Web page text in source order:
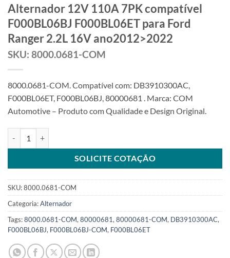
Alternador 12V 110A 7PK compatível
F000BL06BJ F000BL06ET para Ford
Ranger 2.2L 16V ano2012>2022
SKU: 8000.0681-COM
8000.0681-COM. Compatível com: DB3910300AC,
F000BL06ET, F000BL06BJ, 80000681 . Marca: COM
Automotive – Produto com Qualidade e Design Original.
SOLICITE COTAÇÃO
SKU:8000.0681-COM
Categoria:Alternador
Tags:8000.0681-COM, 80000681, 80000681-COM, DB3910300AC,
F000BL06BJ, F000BL06BJ-COM, F000BL06ET